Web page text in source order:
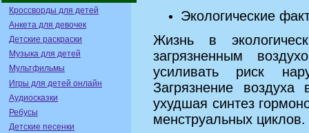
Кроссворды для детей
Анкета для девочек
Детские раскраски
Музыка для детей
Мультфильмы
Игры для детей онлайн
Аудиосказки
Ребусы
Детские песенки
Экологические
Жизнь в
загрязненным
усиливать риск
Загрязнение воздуха
ухудшая синтез
менструальных циклов.